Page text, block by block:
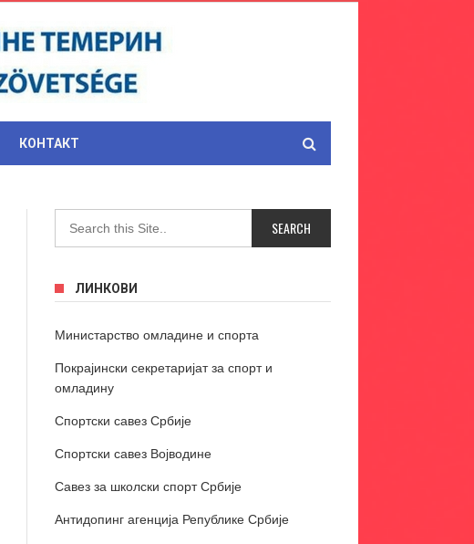
КОНТАКТ
ЛИНКОВИ
Министарство омладине и спорта
Покрајински секретаријат за спорт и
омладину
Спортски савез Србије
Спортски савез Војводине
Савез за школски спорт Србије
Антидопинг агенција Републике Србије